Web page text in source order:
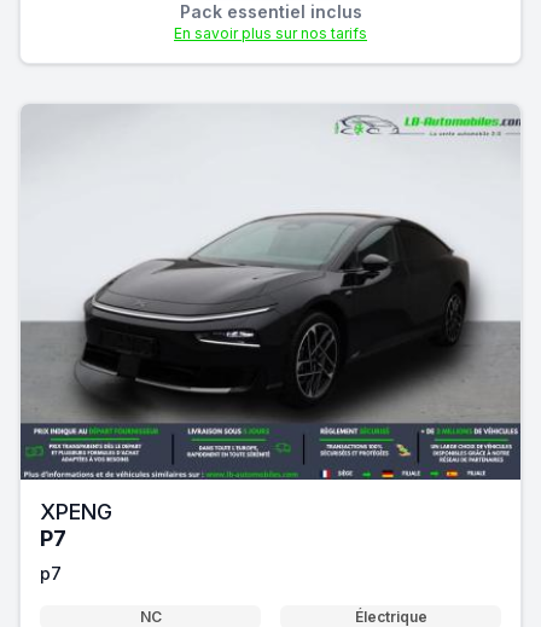
Pack essentiel inclus
En savoir plus sur nos tarifs
XPENG
P7
p7
NC
Électrique